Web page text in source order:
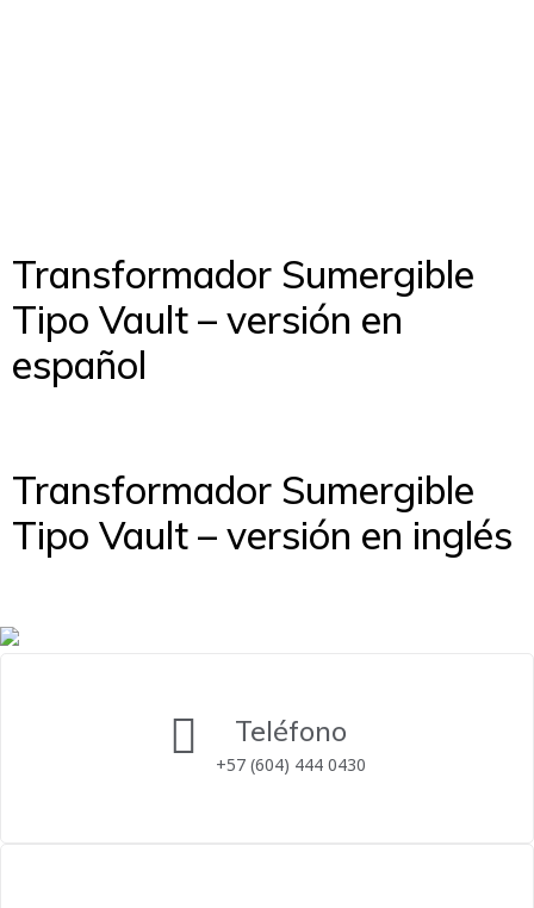
Transformador Sumergible
Tipo Vault – versión en
español
Transformador Sumergible
Tipo Vault – versión en inglés
Teléfono
+57 (604) 444 0430